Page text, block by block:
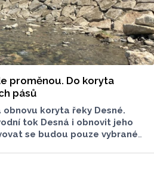
proměnou. Do koryta
pásů
obnovu koryta řeky Desné.
tok Desná i obnovit jeho
se budou pouze vybrané
bude rozdělená do šesti
projektů.